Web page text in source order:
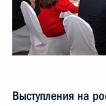
Выступления на